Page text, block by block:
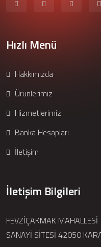
Hızlı Menü
Hakkımızda
Ürünlerimiz
Hizmetlerimiz
Banka Hesapları
İletişim
İletişim Bilgileri
FEVZİÇAKMAK
SANAYİ SİTESİ 42050